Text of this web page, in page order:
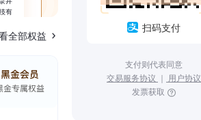
全部权益
扫码支付
支付则代表同意
交易服务协议 ｜ 用户协议
发票获取